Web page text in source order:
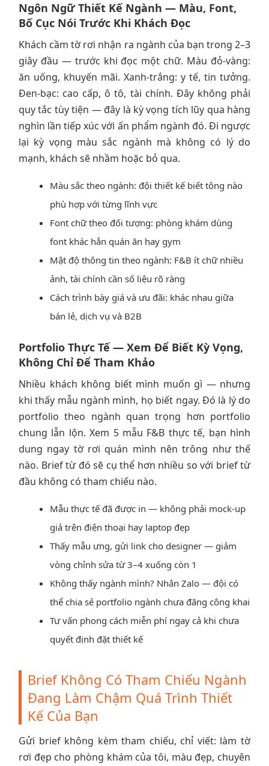
Ngôn Ngữ Thiết Kế Ngành — Màu, Font,
Bố Cục Nói Trước Khi Khách Đọc
Khách cầm tờ rơi nhận ra ngành của bạn trong 2–3
giây đầu — trước khi đọc một chữ. Màu đỏ-vàng:
ăn uống, khuyến mãi. Xanh-trắng: y tế, tin tưởng.
Đen-bạc: cao cấp, ô tô, tài chính. Đây không phải
quy tắc tùy tiện — đây là kỳ vọng tích lũy qua hàng
nghìn lần tiếp xúc với ấn phẩm ngành đó. Đi ngược
lại kỳ vọng màu sắc ngành mà không có lý do
mạnh, khách sẽ nhầm hoặc bỏ qua.
Màu sắc theo ngành: đội thiết kế biết tông nào
phù hợp với từng lĩnh vực
Font chữ theo đối tượng: phòng khám dùng
font khác hẳn quán ăn hay gym
Mật độ thông tin theo ngành: F&B ít chữ nhiều
ảnh, tài chính cần số liệu rõ ràng
Cách trình bày giá và ưu đãi: khác nhau giữa
bán lẻ, dịch vụ và B2B
Portfolio Thực Tế — Xem Để Biết Kỳ Vọng,
Không Chỉ Để Tham Khảo
Nhiều khách không biết mình muốn gì — nhưng
khi thấy mẫu ngành mình, họ biết ngay. Đó là lý do
portfolio theo ngành quan trọng hơn portfolio
chung lẫn lộn. Xem 5 mẫu F&B thực tế, bạn hình
dung ngay tờ rơi quán mình nên trông như thế
nào. Brief từ đó sẽ cụ thể hơn nhiều so với brief từ
đầu không có tham chiếu nào.
Mẫu thực tế đã được in — không phải mock-up
giả trên điện thoại hay laptop đẹp
Thấy mẫu ưng, gửi link cho designer — giảm
vòng chỉnh sửa từ 3–4 xuống còn 1
Không thấy ngành mình? Nhắn Zalo — đội có
thể chia sẻ portfolio ngành chưa đăng công khai
Tư vấn phong cách miễn phí ngay cả khi chưa
quyết định đặt thiết kế
Brief Không Có Tham Chiếu Ngành
Đang Làm Chậm Quá Trình Thiết
Kế Của Bạn
Gửi brief không kèm tham chiếu, chỉ viết: làm tờ
rơi đẹp cho phòng khám của tôi, màu đẹp, chuyên